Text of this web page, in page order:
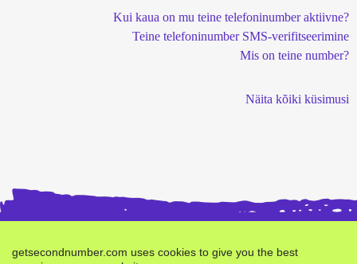
Kui kaua on mu teine telefoninumber aktiivne?
Teine telefoninumber SMS-verifitseerimine
Mis on teine ​​number?
Näita kõiki küsimusi
getsecondnumber.com uses cookies to give you the best